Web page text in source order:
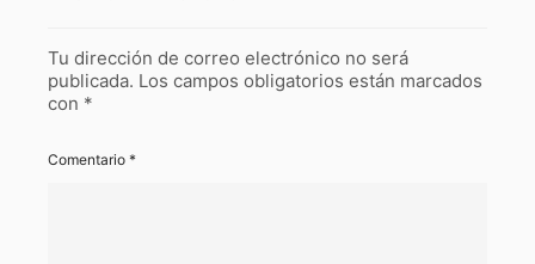
Tu dirección de correo electrónico no será
publicada. Los campos obligatorios están marcados
con *
Comentario *